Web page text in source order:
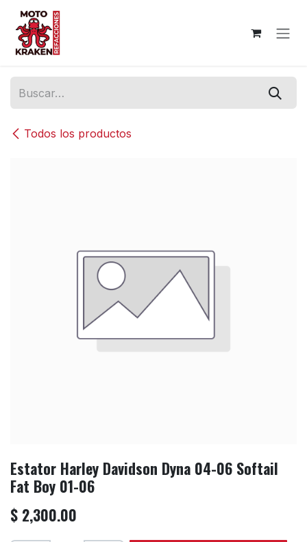
Ir al contenido
Todos los productos
Estator Harley Davidson Dyna 04-06 Softail
Fat Boy 01-06
$ 2,300.00